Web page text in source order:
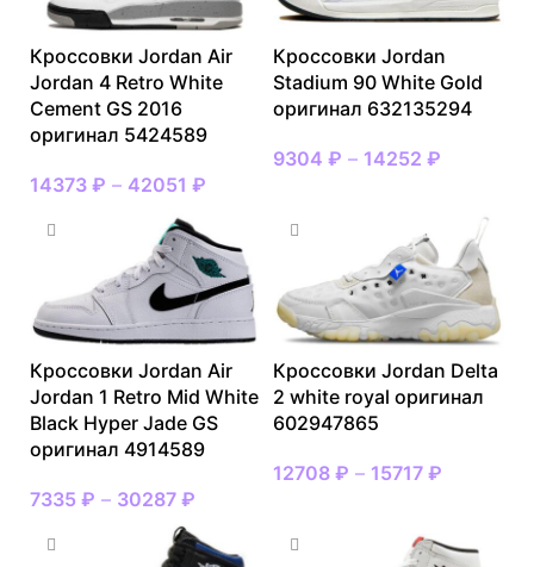
Кроссовки Jordan Air
Jordan 4 Retro White
Cement GS 2016
оригинал 5424589
14373 ₽ – 42051 ₽
Кроссовки Jordan
Stadium 90 White Gold
оригинал 632135294
9304 ₽ – 14252 ₽
Кроссовки Jordan Air
Jordan 1 Retro Mid White
Black Hyper Jade GS
оригинал 4914589
7335 ₽ – 30287 ₽
Кроссовки Jordan Delta
2 white royal оригинал
602947865
12708 ₽ – 15717 ₽